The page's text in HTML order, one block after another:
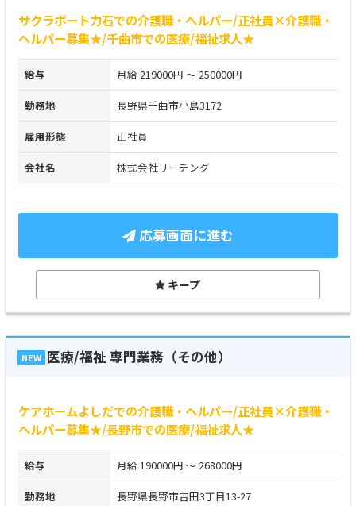
サクラポート力石での介護職・ヘルパー/正社員×介護職・
ヘルパー募集★/千曲市での医療/福祉求人★
給与 月給 219000円 ～ 250000円
勤務地 長野県千曲市小島3172
雇用形態 正社員
会社名 株式会社リーチング
応募画面に進む
キープ
NEW 医療/福祉 専門業務（その他）
ケアホームよしだでの介護職・ヘルパー/正社員×介護職・
ヘルパー募集★/長野市での医療/福祉求人★
給与 月給 190000円 ～ 268000円
勤務地 長野県長野市吉田3丁目13-27